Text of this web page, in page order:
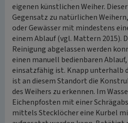
eigenen künstlichen Weiher.
Gegensatz zu natürlichen
oder Gewässer mit mindestens
einem Ablauf (vgl. Mattern 2015).
Reinigung abgelassen werden
einen manuell bedienbaren
einsatzfähig ist. Knapp unterhalb
ist an diesem Standort die
des Weihers zu erkennen. Im
Eichenpfosten mit einer
mittels Stecklöcher eine Kurbel